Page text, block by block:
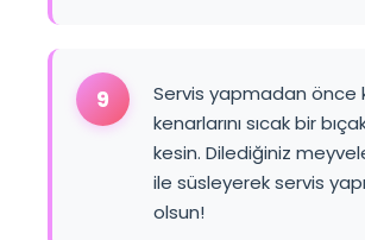
9
Servis yapmadan önce
kenarlarını sıcak bir
kesin. Dilediğiniz
ile süsleyerek servis
olsun!